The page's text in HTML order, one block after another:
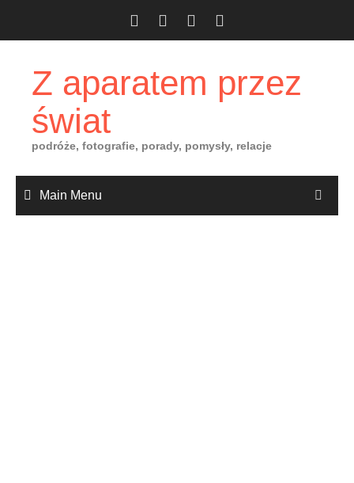
Z aparatem przez
świat
podróże, fotografie, porady, pomysły, relacje
Main Menu